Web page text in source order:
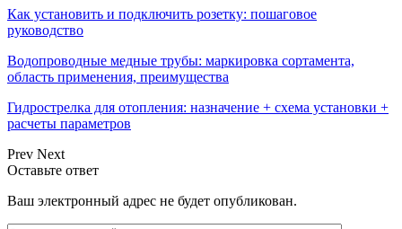
Как установить и подключить розетку: пошаговое
руководство
Водопроводные медные трубы: маркировка сортамента,
область применения, преимущества
Гидрострелка для отопления: назначение + схема установки +
расчеты параметров
Prev Next
Оставьте ответ
Ваш электронный адрес не будет опубликован.